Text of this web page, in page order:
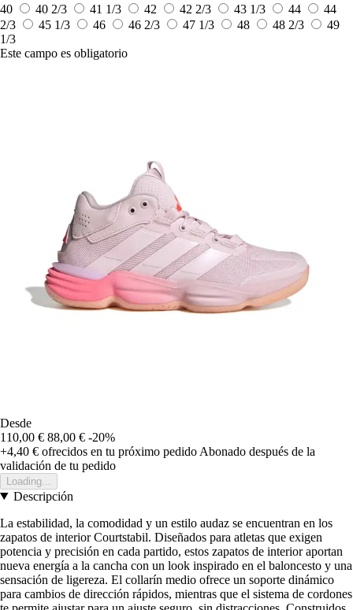
40 40 2/3 41 1/3 42 42 2/3 43 1/3 44
44
2/3
45 1/3 46 46 2/3 47 1/3 48 48 2/3
49
1/3
Este campo es obligatorio
Desde
110,00 € 88,00 € -20%
+4,40 € ofrecidos en tu próximo pedido Abonado después de la
validación de tu pedido
Loading...
Descripción
La estabilidad, la comodidad y un estilo audaz se encuentran en los
zapatos de interior Courtstabil. Diseñados para atletas que exigen
potencia y precisión en cada partido, estos zapatos de interior aportan
nueva energía a la cancha con un look inspirado en el baloncesto y una
sensación de ligereza. El collarín medio ofrece un soporte dinámico
para cambios de dirección rápidos, mientras que el sistema de cordones